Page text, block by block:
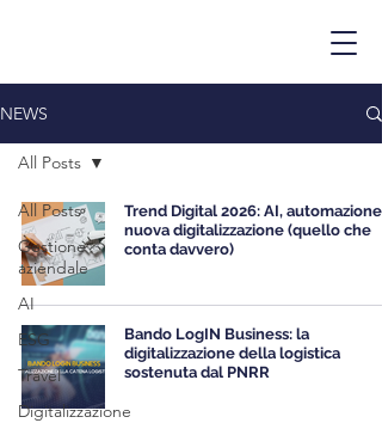
NEWS
All Posts
Gestione
aziendale
AI
ESG
Travel
Digitalizzazione
All Posts
Trend Digital 2026: AI, automazione
nuova digitalizzazione (quello che
conta davvero)
Bando LogIN Business: la
digitalizzazione della logistica
sostenuta dal PNRR